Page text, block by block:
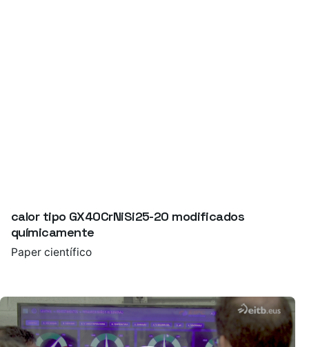
calor tipo GX40CrNiSi25-20 modificados
químicamente
Paper científico